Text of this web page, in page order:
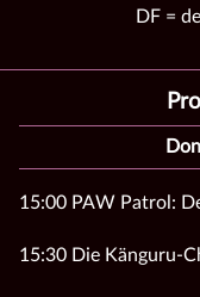
DF =
15:00 PAW Patrol:
15:30 Die Känguru-